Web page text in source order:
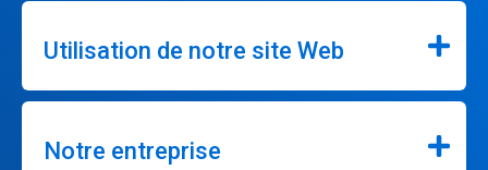
Utilisation de notre site Web
Notre entreprise